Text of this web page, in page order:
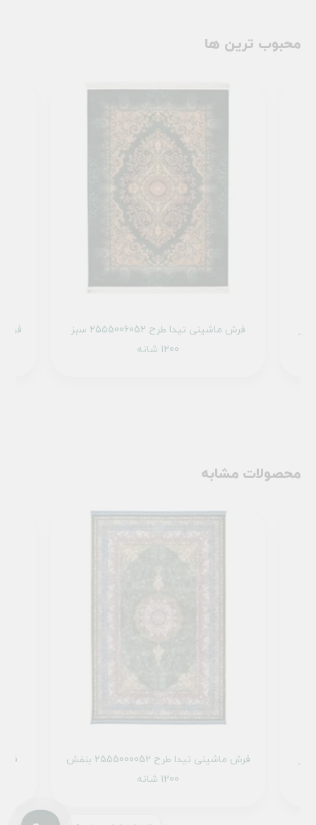
محبوب ترین ها
فرش ماشینی تیدا طرح 2555006052 سبز
1200 شانه
محصولات مشابه
فرش ماشینی تیدا طرح 2555000052 بنفش
1200 شانه